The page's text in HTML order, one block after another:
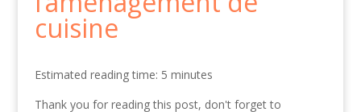
cuisine
Estimated reading time: 5 minutes
Thank you for reading this post, don't forget to